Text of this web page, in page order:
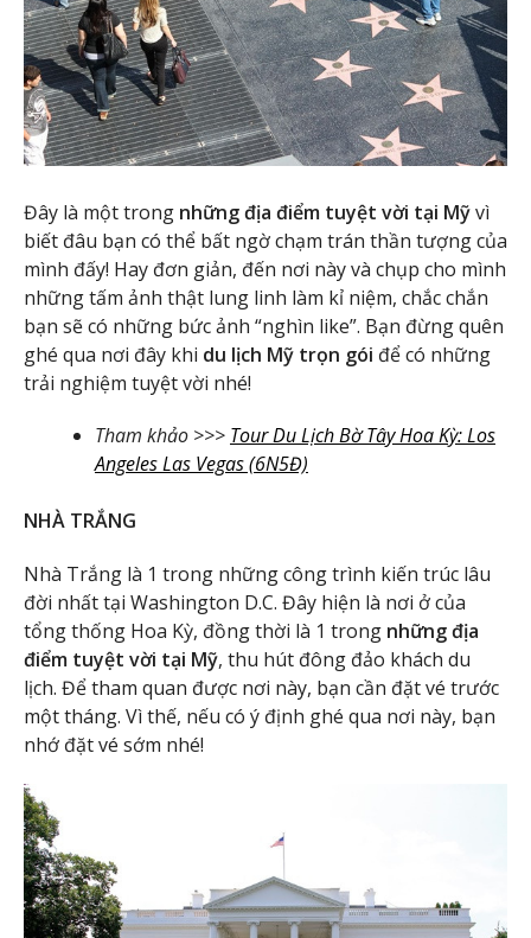
Đây là một trong những địa điểm tuyệt vời tại Mỹvì
biết đâu bạn có thể bất ngờ chạm trán thần tượng của
mình đấy! Hay đơn giản, đến nơi này và chụp cho mình
những tấm ảnh thật lung linh làm kỉ niệm, chắc chắn
bạn sẽ có những bức ảnh “nghìn like”. Bạn đừng quên
ghé qua nơi đây khi du lịch Mỹ trọn gói để có những
trải nghiệm tuyệt vời nhé!
Tham khảo >>> Tour Du Lịch Bờ Tây Hoa Kỳ: Los
Angeles Las Vegas (6N5Đ)
NHÀ TRẮNG
Nhà Trắng là 1 trong những công trình kiến trúc lâu
đời nhất tại Washington D.C. Đây hiện là nơi ở của
tổng thống Hoa Kỳ, đồng thời là 1 trong những địa
điểm tuyệt vời tại Mỹ, thu hút đông đảo khách du
lịch. Để tham quan được nơi này, bạn cần đặt vé trước
một tháng. Vì thế, nếu có ý định ghé qua nơi này, bạn
nhớ đặt vé sớm nhé!